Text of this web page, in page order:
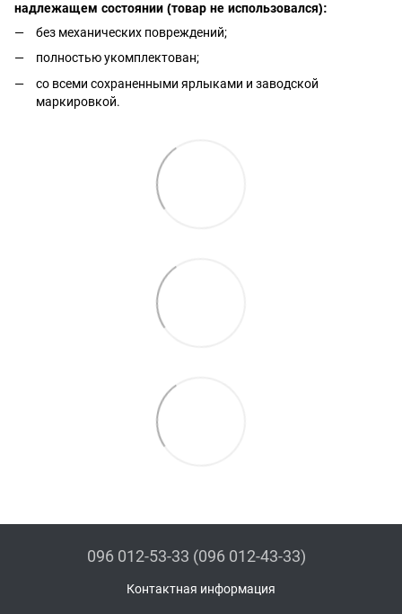
надлежащем состоянии (товар не использовался):
без механических повреждений;
полностью укомплектован;
со всеми сохраненными ярлыками и заводской
маркировкой.
096 012-53-33 (096 012-43-33)
Контактная информация